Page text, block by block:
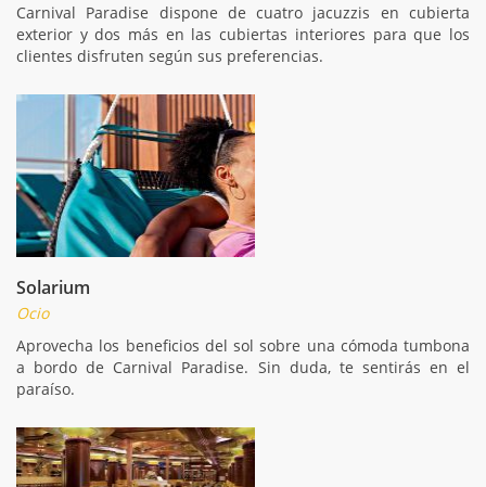
Carnival Paradise dispone de cuatro jacuzzis en cubierta
exterior y dos más en las cubiertas interiores para que los
clientes disfruten según sus preferencias.
Solarium
Ocio
Aprovecha los beneficios del sol sobre una cómoda tumbona
a bordo de Carnival Paradise. Sin duda, te sentirás en el
paraíso.